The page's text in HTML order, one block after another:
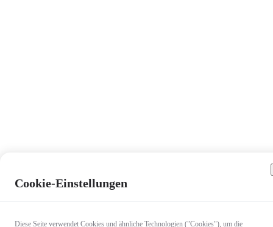
Cookie-Einstellungen
Diese Seite verwendet Cookies und ähnliche Technologien ("Cookies"), um die